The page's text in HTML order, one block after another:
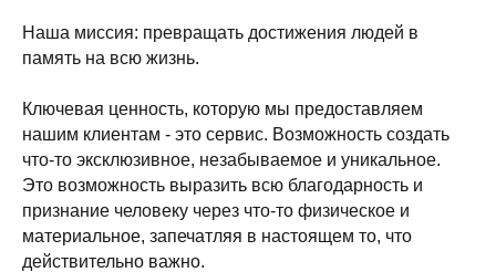
Наша миссия: превращать достижения людей в
память на всю жизнь.
Ключевая ценность, которую мы предоставляем
нашим клиентам - это сервис. Возможность создать
что-то эксклюзивное, незабываемое и уникальное.
Это возможность выразить всю благодарность и
признание человеку через что-то физическое и
материальное, запечатляя в настоящем то, что
действительно важно.